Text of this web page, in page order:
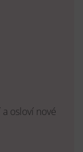
osloví nové